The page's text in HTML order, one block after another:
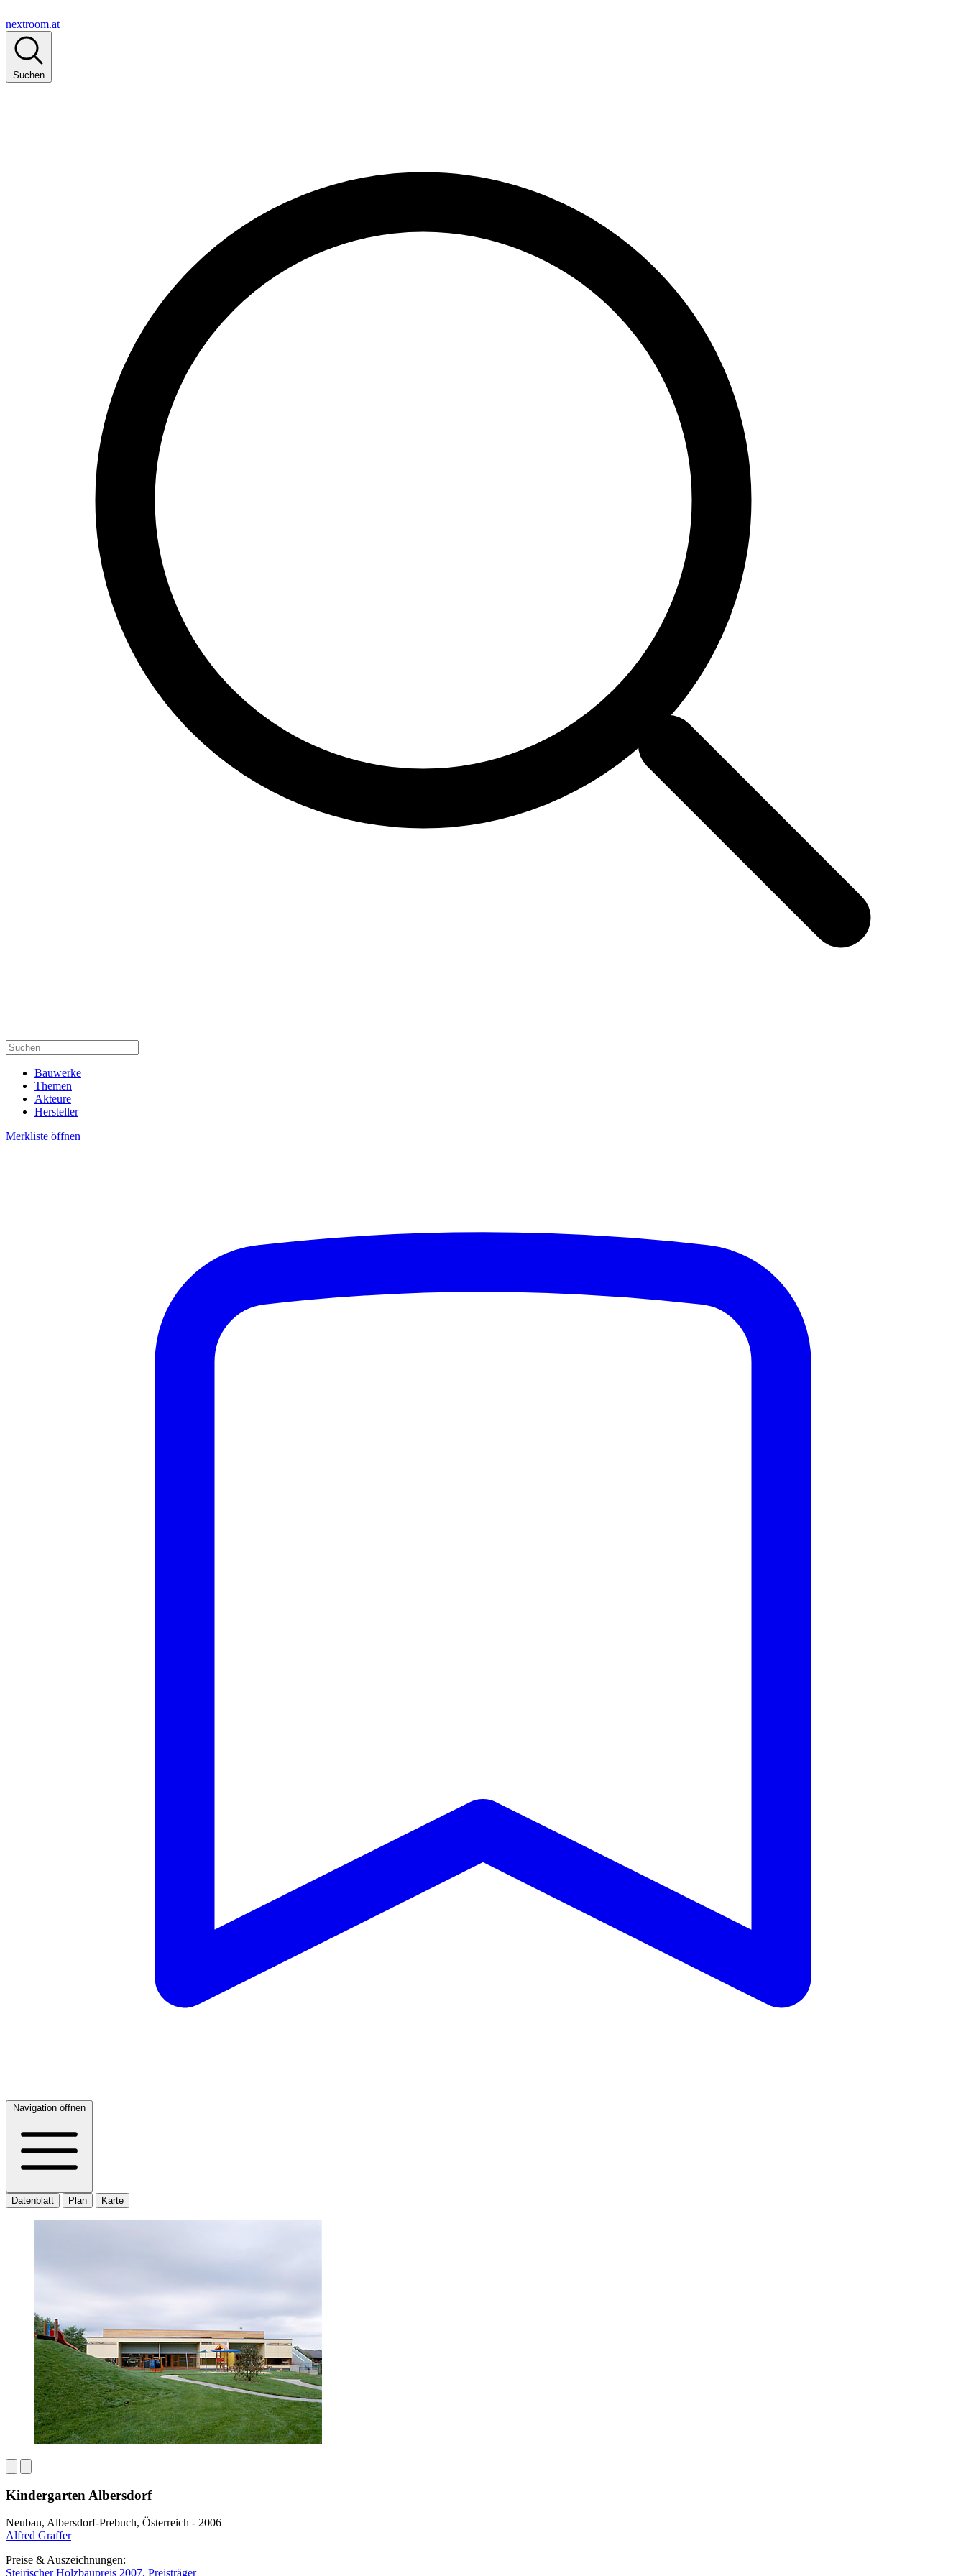
nextroom.at
Suchen
Bauwerke
Themen
Akteure
Hersteller
Merkliste öffnen
Navigation öffnen
Datenblatt Plan Karte
Kindergarten Albersdorf
Neubau, Albersdorf-Prebuch, Österreich - 2006
Alfred Graffer
Preise & Auszeichnungen:
Steirischer Holzbaupreis 2007, Preisträger